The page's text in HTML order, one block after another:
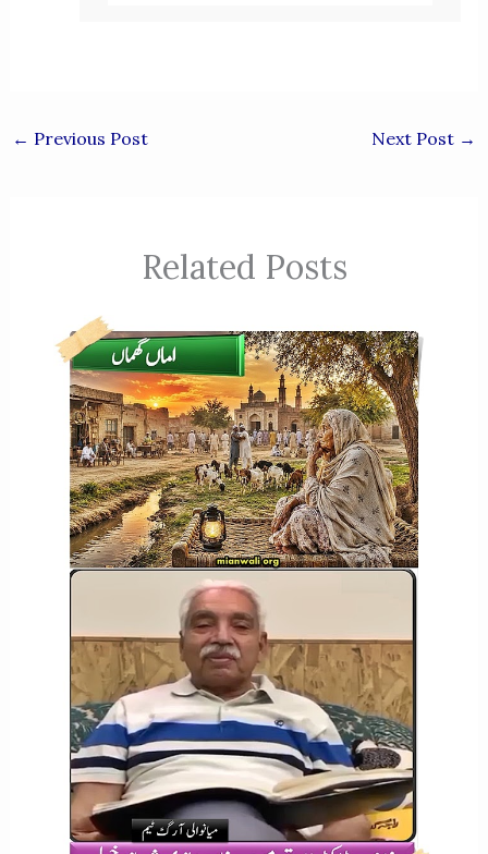
← Previous Post Next Post →
Related Posts